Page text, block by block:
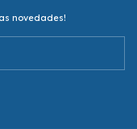
novedades!